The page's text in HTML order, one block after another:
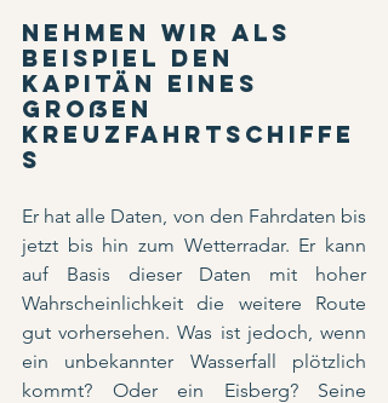
Nehmen wir als
Beispiel den
Kapitän eines
großen
Kreuzfahrtschiffe
s
Er hat alle Daten, von den Fahrdaten bis
jetzt bis hin zum Wetterradar. Er kann
auf Basis dieser Daten mit hoher
Wahrscheinlichkeit die weitere Route
gut vorhersehen. Was ist jedoch, wenn
ein unbekannter Wasserfall plötzlich
kommt? Oder ein Eisberg? Seine